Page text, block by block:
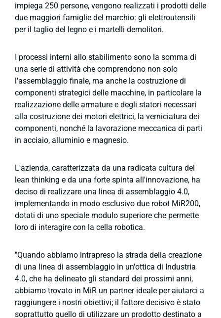
impiega 250 persone, vengono realizzati i prodotti delle
due maggiori famiglie del marchio: gli elettroutensili
per il taglio del legno e i martelli demolitori.
I processi interni allo stabilimento sono la somma di
una serie di attività che comprendono non solo
l'assemblaggio finale, ma anche la costruzione di
componenti strategici delle macchine, in particolare la
realizzazione delle armature e degli statori necessari
alla costruzione dei motori elettrici, la verniciatura dei
componenti, nonché la lavorazione meccanica di parti
in acciaio, alluminio e magnesio.
L'azienda, caratterizzata da una radicata cultura del
lean thinking e da una forte spinta all'innovazione, ha
deciso di realizzare una linea di assemblaggio 4.0,
implementando in modo esclusivo due robot MiR200,
dotati di uno speciale modulo superiore che permette
loro di interagire con la cella robotica.
"Quando abbiamo intrapreso la strada della creazione
di una linea di assemblaggio in un'ottica di Industria
4.0, che ha delineato gli standard dei prossimi anni,
abbiamo trovato in MiR un partner ideale per aiutarci a
raggiungere i nostri obiettivi; il fattore decisivo è stato
soprattutto quello di utilizzare un prodotto destinato a